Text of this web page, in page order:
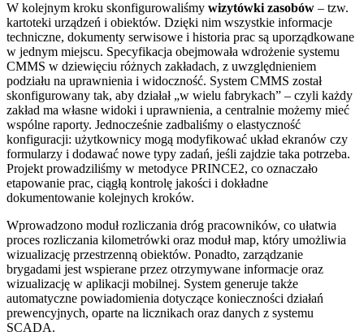
W kolejnym kroku skonfigurowaliśmy wizytówki zasobów – tzw.
kartoteki urządzeń i obiektów. Dzięki nim wszystkie informacje
techniczne, dokumenty serwisowe i historia prac są uporządkowane
w jednym miejscu. Specyfikacja obejmowała wdrożenie systemu
CMMS w dziewięciu różnych zakładach, z uwzględnieniem
podziału na uprawnienia i widoczność. System CMMS został
skonfigurowany tak, aby działał „w wielu fabrykach” – czyli każdy
zakład ma własne widoki i uprawnienia, a centralnie możemy mieć
wspólne raporty. Jednocześnie zadbaliśmy o elastyczność
konfiguracji: użytkownicy mogą modyfikować układ ekranów czy
formularzy i dodawać nowe typy zadań, jeśli zajdzie taka potrzeba.
Projekt prowadziliśmy w metodyce PRINCE2, co oznaczało
etapowanie prac, ciągłą kontrolę jakości i dokładne
dokumentowanie kolejnych kroków.
Wprowadzono moduł rozliczania dróg pracowników, co ułatwia
proces rozliczania kilometrówki oraz moduł map, który umożliwia
wizualizację przestrzenną obiektów. Ponadto, zarządzanie
brygadami jest wspierane przez otrzymywane informacje oraz
wizualizację w aplikacji mobilnej. System generuje także
automatyczne powiadomienia dotyczące konieczności działań
prewencyjnych, oparte na licznikach oraz danych z systemu
SCADA.